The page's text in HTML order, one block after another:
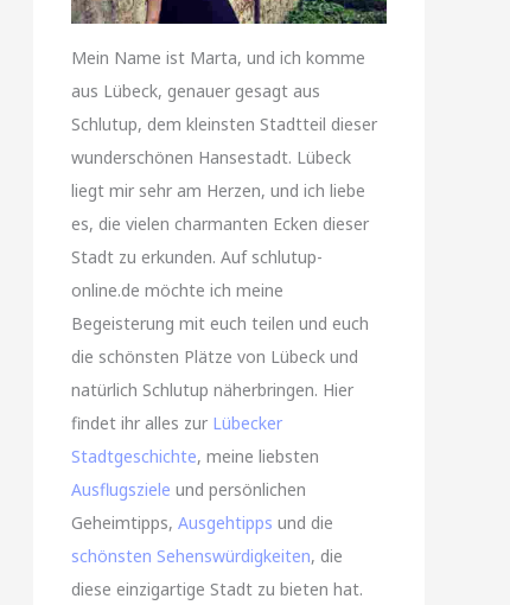
Mein Name ist Marta, und ich komme
aus Lübeck, genauer gesagt aus
Schlutup, dem kleinsten Stadtteil dieser
wunderschönen Hansestadt. Lübeck
liegt mir sehr am Herzen, und ich liebe
es, die vielen charmanten Ecken dieser
Stadt zu erkunden. Auf schlutup-
online.de möchte ich meine
Begeisterung mit euch teilen und euch
die schönsten Plätze von Lübeck und
natürlich Schlutup näherbringen. Hier
findet ihr alles zur Lübecker
Stadtgeschichte, meine liebsten
Ausflugsziele und persönlichen
Geheimtipps, Ausgehtipps und die
schönsten Sehenswürdigkeiten, die
diese einzigartige Stadt zu bieten hat.